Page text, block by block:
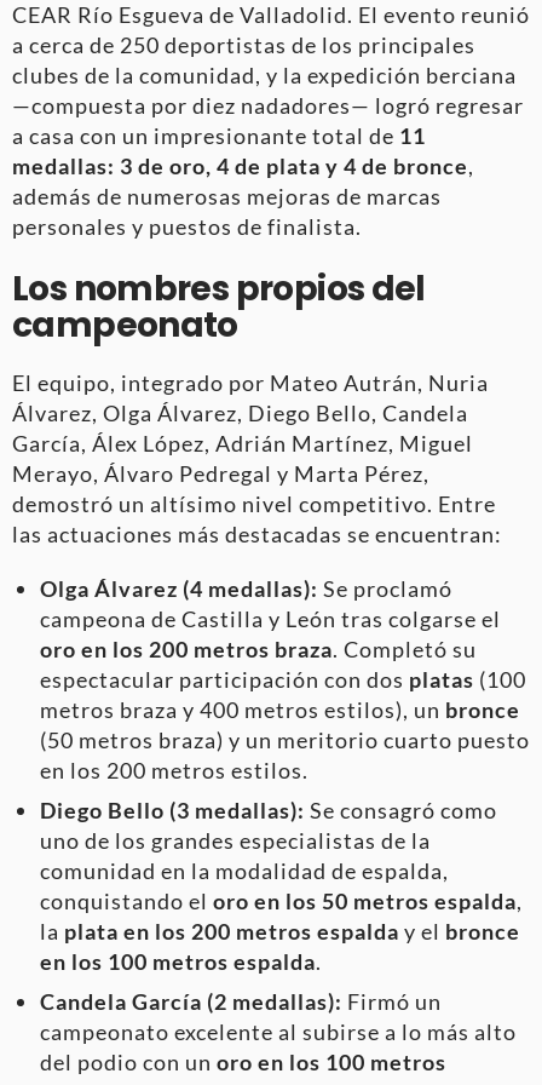
CEAR Río Esgueva de Valladolid. El evento reunió
a cerca de 250 deportistas de los principales
clubes de la comunidad, y la expedición berciana
—compuesta por diez nadadores— logró regresar
a casa con un impresionante total de 11
medallas: 3 de oro, 4 de plata y 4 de bronce,
además de numerosas mejoras de marcas
personales y puestos de finalista.
Los nombres propios del
campeonato
El equipo, integrado por Mateo Autrán, Nuria
Álvarez, Olga Álvarez, Diego Bello, Candela
García, Álex López, Adrián Martínez, Miguel
Merayo, Álvaro Pedregal y Marta Pérez,
demostró un altísimo nivel competitivo. Entre
las actuaciones más destacadas se encuentran:
Olga Álvarez (4 medallas): Se proclamó
campeona de Castilla y León tras colgarse el
oro en los 200 metros braza. Completó su
espectacular participación con dos platas (100
metros braza y 400 metros estilos), un bronce
(50 metros braza) y un meritorio cuarto puesto
en los 200 metros estilos.
Diego Bello (3 medallas): Se consagró como
uno de los grandes especialistas de la
comunidad en la modalidad de espalda,
conquistando el oro en los 50 metros espalda,
la plata en los 200 metros espalda y el bronce
en los 100 metros espalda.
Candela García (2 medallas): Firmó un
campeonato excelente al subirse a lo más alto
del podio con un oro en los 100 metros